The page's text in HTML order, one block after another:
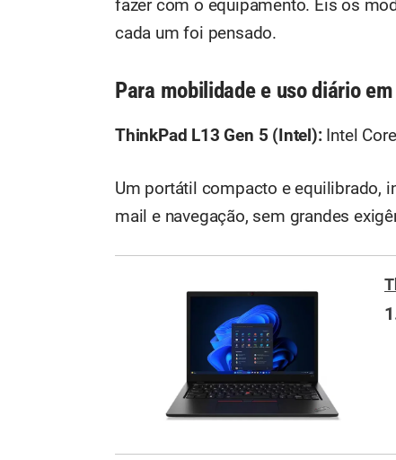
fazer com o equipamento. Eis os
cada um foi pensado.
Para mobilidade e uso diário
ThinkPad L13 Gen 5 (Intel):Intel
Um portátil compacto e equilibrado,
mail e navegação, sem grandes